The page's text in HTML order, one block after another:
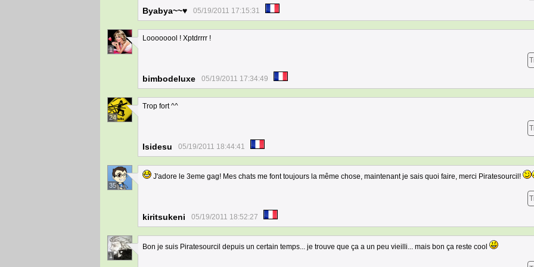
Byabya~~♥ 05/19/2011 17:15:31
1
Loooooool ! Xptdrrrr !
bimbodeluxe 05/19/2011 17:34:49
24
Trop fort ^^
Isidesu 05/19/2011 18:44:41
35
J'adore le 3eme gag! Mes chats me font toujours la même chose, maintenant je sais quoi faire, merci Piratesourcil!
kiritsukeni 05/19/2011 18:52:27
1
Bon je suis Piratesourcil depuis un certain temps... je trouve que ça a un peu vieilli... mais bon ça reste cool